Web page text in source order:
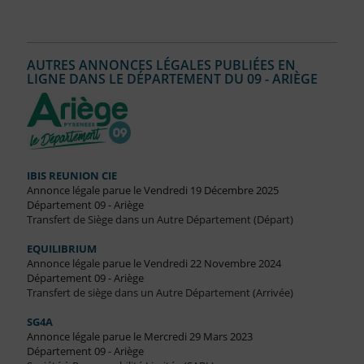
AUTRES ANNONCES LÉGALES PUBLIÉES EN
LIGNE DANS LE DÉPARTEMENT DU 09 - ARIÈGE
IBIS REUNION CIE
Annonce légale parue le Vendredi 19 Décembre 2025
Département 09 - Ariège
Transfert de Siège dans un Autre Département (Départ)
EQUILIBRIUM
Annonce légale parue le Vendredi 22 Novembre 2024
Département 09 - Ariège
Transfert de siège dans un Autre Département (Arrivée)
SG4A
Annonce légale parue le Mercredi 29 Mars 2023
Département 09 - Ariège